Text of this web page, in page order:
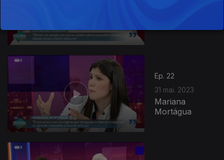
Ep. 22
31 mai. 2023
Mariana
Mortágua